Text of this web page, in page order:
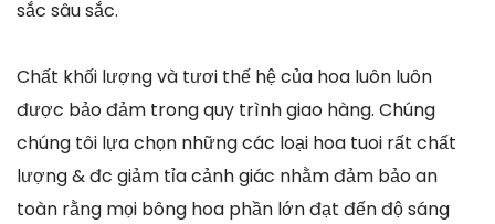
sắc sâu sắc.
Chất khối lượng và tươi thế hệ của hoa luôn luôn
được bảo đảm trong quy trình giao hàng. Chúng
chúng tôi lựa chọn những các loại hoa tuoi rất chất
lượng & đc giảm tỉa cảnh giác nhằm đảm bảo an
toàn rằng mọi bông hoa phần lớn đạt đến độ sáng